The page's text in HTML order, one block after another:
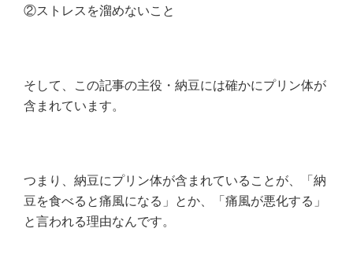
②ストレスを溜めないこと
そして、この記事の主役・納豆には確かにプリン体が
含まれています。
つまり、納豆にプリン体が含まれていることが、「納
豆を食べると痛風になる」とか、「痛風が悪化する」
と言われる理由なんです。